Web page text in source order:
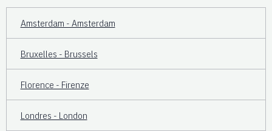
Amsterdam - Amsterdam
Bruxelles - Brussels
Florence - Firenze
Londres - London